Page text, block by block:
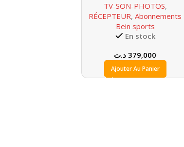
TV-SON-PHOTOS,
RÉCEPTEUR,Abonnements
Bein sports
En stock
379,000 د.ت
Ajouter Au Panier